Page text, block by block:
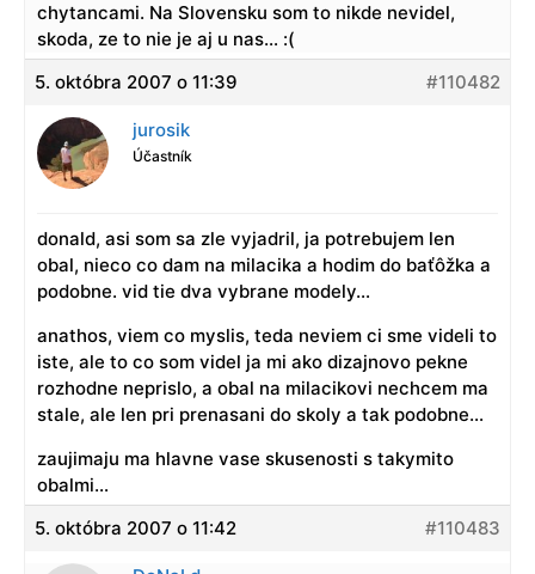
chytancami. Na Slovensku som to nikde nevidel,
skoda, ze to nie je aj u nas… :(
5. októbra 2007 o 11:39
#110482
jurosik
Účastník
donald, asi som sa zle vyjadril, ja potrebujem len
obal, nieco co dam na milacika a hodim do baťôžka a
podobne. vid tie dva vybrane modely…
anathos, viem co myslis, teda neviem ci sme videli to
iste, ale to co som videl ja mi ako dizajnovo pekne
rozhodne neprislo, a obal na milacikovi nechcem ma
stale, ale len pri prenasani do skoly a tak podobne…
zaujimaju ma hlavne vase skusenosti s takymito
obalmi…
5. októbra 2007 o 11:42
#110483